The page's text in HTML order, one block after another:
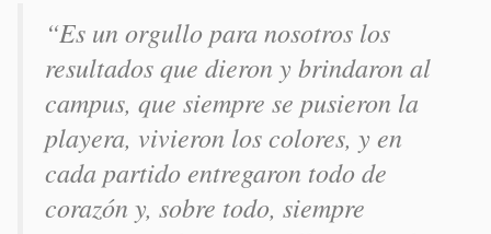
“Es un orgullo para nosotros los
resultados que dieron y brindaron al
campus, que siempre se pusieron la
playera, vivieron los colores, y en
cada partido entregaron todo de
corazón y, sobre todo, siempre